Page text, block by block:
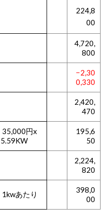
224,8
00
4,720,
800
−2,30
0,330
2,420,
470
35,000円x
5.59KW
195,6
50
2,224,
820
1kwあたり
398,0
00